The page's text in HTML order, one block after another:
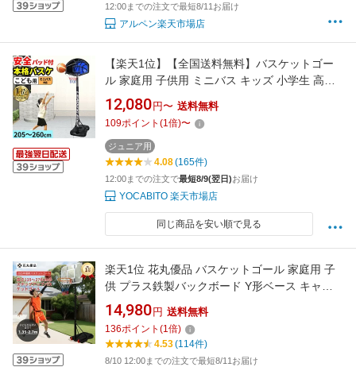
12:00までの注文で最短8/11お届け
アルペン楽天市場店
【楽天1位】【全国送料無料】バスケットゴー
ル 家庭用 子供用 ミニバス キッズ 小学生 高学
年 低学年 室内 屋内 屋外 バスケ ゴール 練習 部
活 自宅 庭 5/6/7号球 対応 205〜260cm
12,080 円〜 送料無料
109ポイント (1倍)〜
ジュニア用
4.08(165件)
12:00までの注文で最短8/9(翌日)お届け
YOCABITO 楽天市場店
同じ商品を安い順で見る
楽天1位 花丸優品 バスケットゴール 家庭用 子
供 プラス鉄製バックボード Y形ベース キャス
ター付き 2つネット付き 1.35-2.7m 無段階調整
移動しやすい 安定性高い 砂袋4つ付属 シンプル
大人 ミニバス 公式サイズ 屋外 練習工具付き 1
年保証 プレゼント
14,980 円 送料無料
136ポイント (1倍)
4.53(114件)
8/10 12:00までの注文で最短8/11お届け